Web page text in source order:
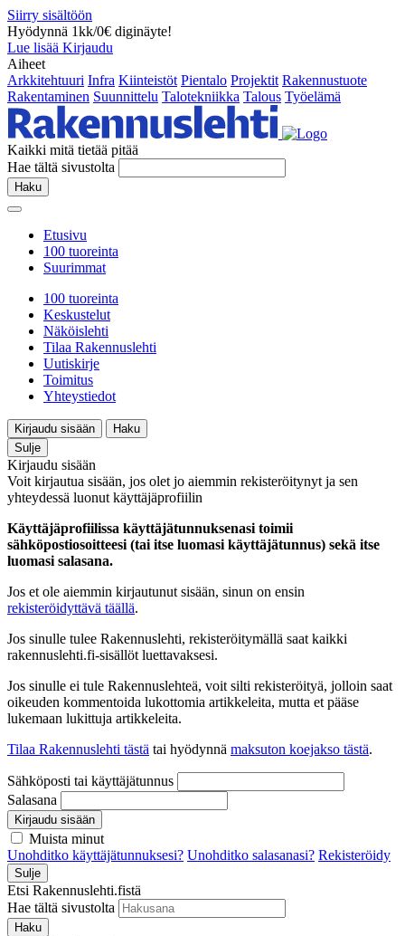
Siirry sisältöön
Hyödynnä 1kk/0€ diginäyte!
Lue lisää Kirjaudu
Aiheet
Arkkitehtuuri Infra Kiinteistöt Pientalo Projektit Rakennustuote
Rakentaminen Suunnittelu Talotekniikka Talous Työelämä
Kaikki mitä tietää pitää
Hae tältä sivustolta
Haku
Etusivu
100 tuoreinta
Suurimmat
100 tuoreinta
Keskustelut
Näköislehti
Tilaa Rakennuslehti
Uutiskirje
Toimitus
Yhteystiedot
Kirjaudu sisään
Haku
Sulje
Kirjaudu sisään
Voit kirjautua sisään, jos olet jo aiemmin rekisteröitynyt ja sen
yhteydessä luonut käyttäjäprofiilin
Käyttäjäprofiilissa käyttäjätunnuksenasi toimii
sähköpostiosoitteesi (tai itse luomasi käyttäjätunnus) sekä itse
luomasi salasana.
Jos et ole aiemmin kirjautunut sisään, sinun on ensin
rekisteröidyttävä täällä.
Jos sinulle tulee Rakennuslehti, rekisteröitymällä saat kaikki
rakennuslehti.fi-sisällöt luettavaksesi.
Jos sinulle ei tule Rakennuslehteä, voit silti rekisteröityä, jolloin saat
oikeuden kommentoida lukottomia artikkeleita, mutta et pääse
lukemaan lukittuja artikkeleita.
Tilaa Rakennuslehti tästä tai hyödynnä maksuton koejakso tästä.
Sähköposti tai käyttäjätunnus
Salasana
Kirjaudu sisään
Muista minut
Unohditko käyttäjätunnuksesi? Unohditko salasanasi? Rekisteröidy
Sulje
Etsi Rakennuslehti.fistä
Hae tältä sivustolta
Haku